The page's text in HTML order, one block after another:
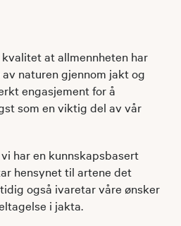
at allmennheten har
naturen gjennom jakt og
engasjement for å
som en viktig del av vår
har en kunnskapsbasert
hensynet til artene det
også ivaretar våre ønsker
i jakta.